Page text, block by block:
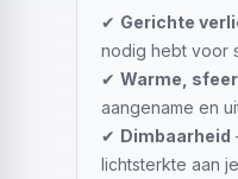
✔ Gerichte
nodig hebt voor
✔ Warme,
aangename en
✔ Dimbaarheid
lichtsterkte aan